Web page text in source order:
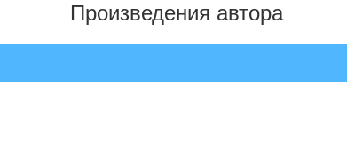
Произведения автора